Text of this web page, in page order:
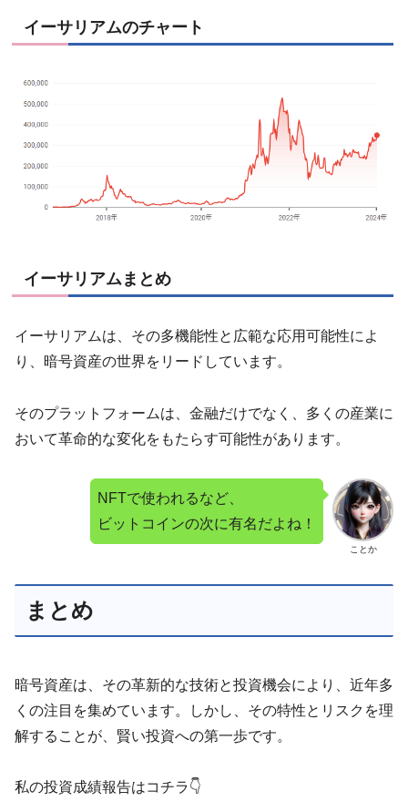
イーサリアムのチャート
イーサリアムまとめ
イーサリアムは、その多機能性と広範な応用可能性によ
り、暗号資産の世界をリードしています。
そのプラットフォームは、金融だけでなく、多くの産業に
おいて革命的な変化をもたらす可能性があります。
ことか
NFTで使われるなど、
ビットコインの次に有名だよね！
まとめ
暗号資産は、その革新的な技術と投資機会により、近年多
くの注目を集めています。しかし、その特性とリスクを理
解することが、賢い投資への第一歩です。
私の投資成績報告はコチラ👇